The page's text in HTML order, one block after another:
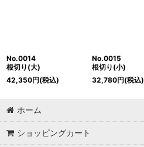
No.0014
根切り(大)
42,350円(税込)
No.0015
根切り(小)
32,780円(税込)
ホーム
ショッピングカート